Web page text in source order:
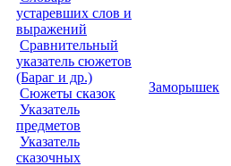
устаревших слов и
выражений
Сравнительный
указатель сюжетов
(Бараг и др.)
Сюжеты сказок
Указатель
предметов
Указатель
сказочных
Заморышек